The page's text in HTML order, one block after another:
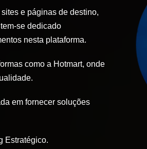
e páginas de destino,
se dedicado
nesta plataforma.
como a Hotmart, onde
em fornecer soluções
Estratégico.